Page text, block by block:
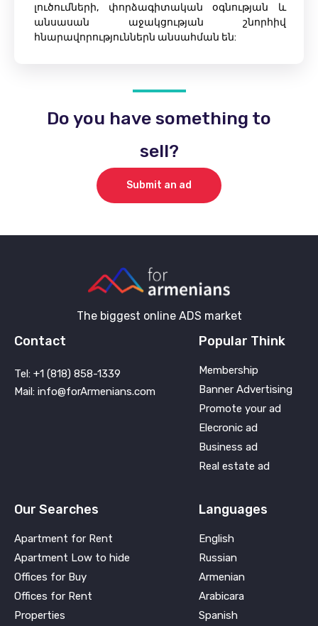
լուծումների, փորձագիտական ​​օգնության և
անսասան աջակցության շնորհիվ
հնարավորություններն անսահման են:
Do you have something to
sell?
Submit an ad
The biggest online ADS market
Contact
Tel: +1 (818) 858-1339
Mail: info@forArmenians.com
Popular Think
Membership
Banner Advertising
Promote your ad
Elecronic ad
Business ad
Real estate ad
Our Searches
Apartment for Rent
Apartment Low to hide
Offices for Buy
Offices for Rent
Properties
Languages
English
Russian
Armenian
Arabicara
Spanish